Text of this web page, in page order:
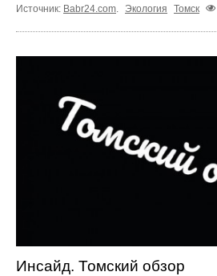
Источник: Babr24.com. Экология Томск
Инсайд. Томский обзор